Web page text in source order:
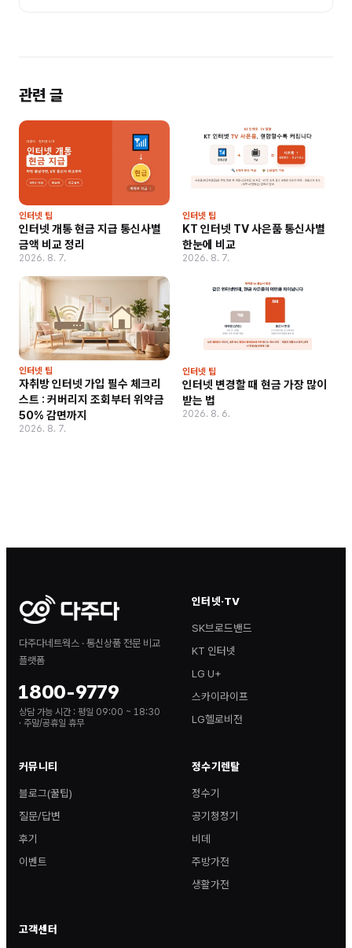
관련 글
인터넷 팁
인터넷 개통 현금 지급 통신사별
금액 비교 정리
2026. 8. 7.
인터넷 팁
KT 인터넷 TV 사은품 통신사별
한눈에 비교
2026. 8. 7.
인터넷 팁
자취방 인터넷 가입 필수 체크리
스트 : 커버리지 조회부터 위약금
50% 감면까지
2026. 8. 7.
인터넷 팁
인터넷 변경할 때 현금 가장 많이
받는 법
2026. 8. 6.
다주다네트웍스 · 통신상품 전문 비교
플랫폼
1800-9779
상담 가능 시간 : 평일 09:00 ~ 18:30
· 주말/공휴일 휴무
인터넷·TV
SK브로드밴드
KT 인터넷
LG U+
스카이라이프
LG헬로비전
커뮤니티
블로그(꿀팁)
질문/답변
후기
이벤트
정수기렌탈
정수기
공기청정기
비데
주방가전
생활가전
고객센터